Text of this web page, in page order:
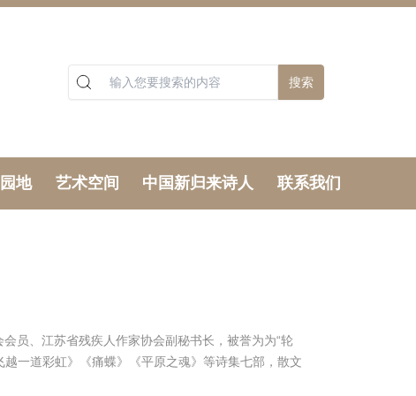
搜索
地 艺术空间 中国新归来诗人 联系我们
员、江苏省残疾人作家协会副秘书长，被誉为为“轮
一道彩虹》《痛蝶》《平原之魂》等诗集七部，散文